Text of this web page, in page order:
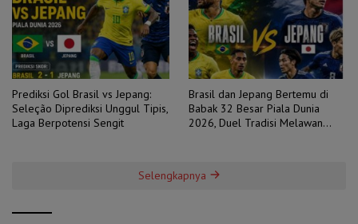
Prediksi Gol Brasil vs Jepang:
Seleção Diprediksi Unggul Tipis,
Laga Berpotensi Sengit
Brasil dan Jepang Bertemu di
Babak 32 Besar Piala Dunia
2026, Duel Tradisi Melawan
Selengkapnya